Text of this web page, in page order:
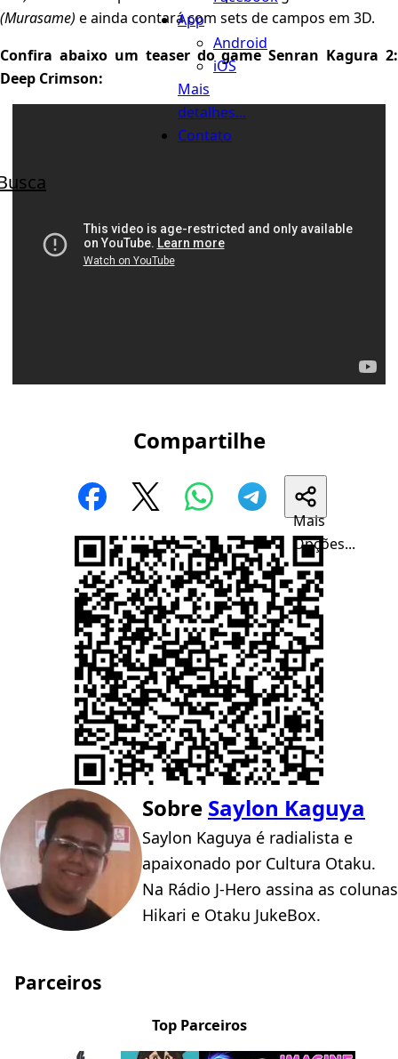
App
Android
iOS
Mais
detalhes...
Contato
(Murasame) e ainda contará com sets de campos em 3D.
Confira abaixo um teaser do game Senran Kagura 2:
Deep Crimson:
Compartilhe
Mais
Opções...
Sobre Saylon Kaguya
Saylon Kaguya é radialista e
apaixonado por Cultura Otaku.
Na Rádio J-Hero assina as colunas
Hikari e Otaku JukeBox.
Parceiros
Top Parceiros